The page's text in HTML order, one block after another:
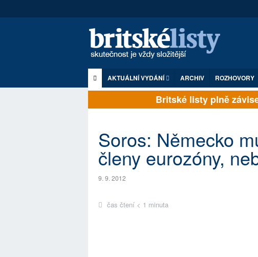
AKTUÁLNÍ VYDÁNÍ ARCHIV ROZHOVORY
Britské listy plně
Soros: Německo
členy eurozóny,
9. 9. 2012
čas čtení < 1 minuta